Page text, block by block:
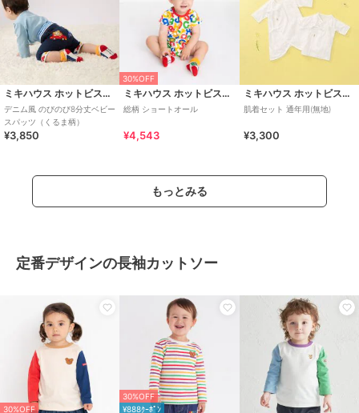
ミキハウス ホットビスケッツ
デニム風 のびのび8分丈ベビー
スパッツ（くるま柄）
¥3,850
30%OFF
ミキハウス ホットビスケッツ
総柄 ショートオール
¥4,543
ミキハウス ホットビスケッツ
肌着セット 通年用(無地)
¥3,300
もっとみる
定番デザインの長袖カットソー
30%OFF
30%OFF
¥888ｸｰﾎﾟﾝ